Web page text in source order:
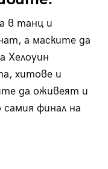
в танц и
а маските да
Хелоуин
хитове и
да оживеят и
финал на